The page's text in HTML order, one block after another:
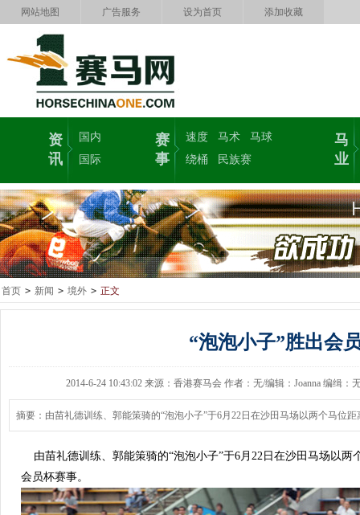
网站地图 广告服务 设为首页 添加收藏
资
讯
国内
国际
赛
事
速度 马术
马球
绕桶
民族赛
马
业
首页 > 新闻 > 境外 > 正文
“泡泡小子”胜出会
2014-6-24 10:43:02 来源：香港赛马会 作者：无/编辑：Joanna 编缉：
摘要：由苗礼德训练、郭能策骑的“泡泡小子”于6月22日在沙田马场以两个马位
由苗礼德训练、郭能策骑的“泡泡小子”于6月22日在沙田马场以两
会员杯赛事。